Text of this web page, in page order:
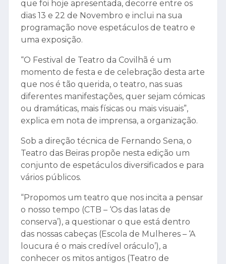
que foi hoje apresentada, decorre entre os
dias 13 e 22 de Novembro e inclui na sua
programação nove espetáculos de teatro e
uma exposição.
“O Festival de Teatro da Covilhã é um
momento de festa e de celebração desta arte
que nos é tão querida, o teatro, nas suas
diferentes manifestações, quer sejam cómicas
ou dramáticas, mais físicas ou mais visuais”,
explica em nota de imprensa, a organização.
Sob a direção técnica de Fernando Sena, o
Teatro das Beiras propõe nesta edição um
conjunto de espetáculos diversificados e para
vários públicos.
“Propomos um teatro que nos incita a pensar
o nosso tempo (CTB – ‘Os das latas de
conserva’), a questionar o que está dentro
das nossas cabeças (Escola de Mulheres – ‘A
loucura é o mais credível oráculo’), a
conhecer os mitos antigos (Teatro de